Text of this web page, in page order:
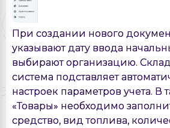
При создании нового
указывают дату ввода
выбирают организацию.
система подставляет
настроек параметров учета. В
«Товары» необходимо
средство, вид топлива,